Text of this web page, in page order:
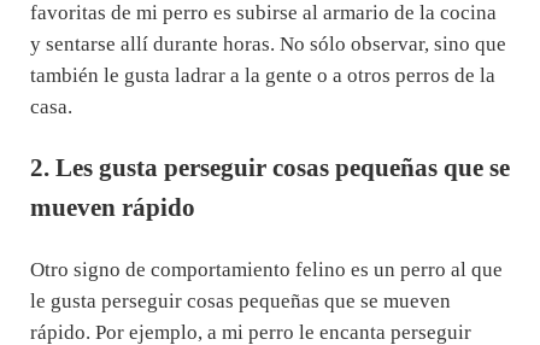
favoritas de mi perro es subirse al armario de la cocina
y sentarse allí durante horas. No sólo observar, sino que
también le gusta ladrar a la gente o a otros perros de la
casa.
2. Les gusta perseguir cosas pequeñas que se
mueven rápido
Otro signo de comportamiento felino es un perro al que
le gusta perseguir cosas pequeñas que se mueven
rápido. Por ejemplo, a mi perro le encanta perseguir